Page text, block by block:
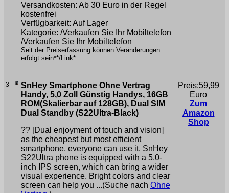
Versandkosten: Ab 30 Euro in der Regel
kostenfrei
Verfügbarkeit: Auf Lager
Kategorie: /Verkaufen Sie Ihr Mobiltelefon
/Verkaufen Sie Ihr Mobiltelefon
Seit der Preiserfassung können Veränderungen
erfolgt sein**/Link*
3
SnHey Smartphone Ohne Vertrag
Handy, 5,0 Zoll Günstig Handys, 16GB
ROM(Skalierbar auf 128GB), Dual SIM
Dual Standby (S22Ultra-Black)
?? [Dual enjoyment of touch and vision]
as the cheapest but most efficient
smartphone, everyone can use it. SnHey
S22Ultra phone is equipped with a 5.0-
inch IPS screen, which can bring a wider
visual experience. Bright colors and clear
screen can help you ...(Suche nach Ohne
Preis:59,99
Euro
Zum
Amazon
Shop